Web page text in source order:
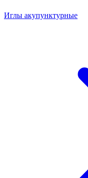
Иглы акупунктурные